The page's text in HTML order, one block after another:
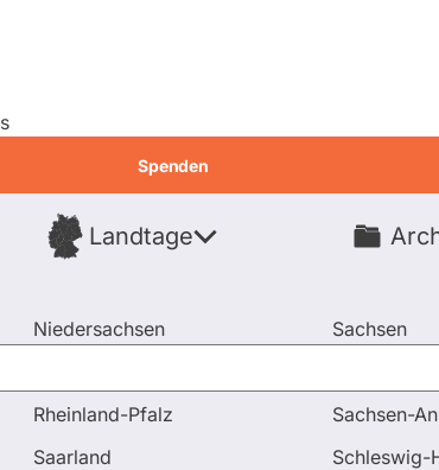
Landtage
Niedersachsen
Rheinland-Pfalz
Saarland
Sachsen
Sachsen-
Schleswig-
Spenden
Was ist deine Position zu einem